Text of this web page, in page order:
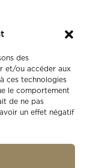
des
et/ou accéder aux
ces technologies
le comportement
de ne pas
un effet négatif